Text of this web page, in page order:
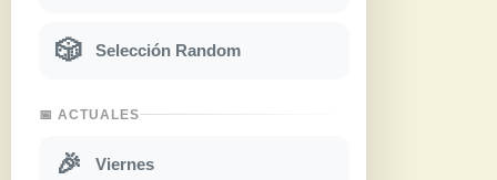
🎲 Selección Random
📅 ACTUALES
🎉 Viernes